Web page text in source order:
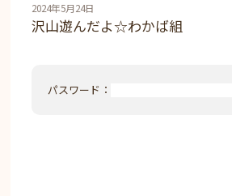
2024年5月24日
沢山遊んだよ☆わかば組
パスワード：